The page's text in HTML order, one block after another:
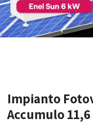
Impianto
Accumulo